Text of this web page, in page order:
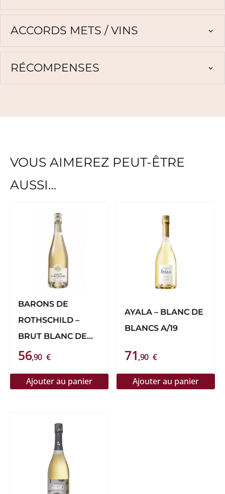
ACCORDS METS / VINS
RÉCOMPENSES
VOUS AIMEREZ PEUT-ÊTRE
AUSSI…
BARONS DE
ROTHSCHILD –
BRUT BLANC DE
BLANCS
56,90 €
Ajouter au panier
AYALA – BLANC DE
BLANCS A/19
71,90 €
Ajouter au panier